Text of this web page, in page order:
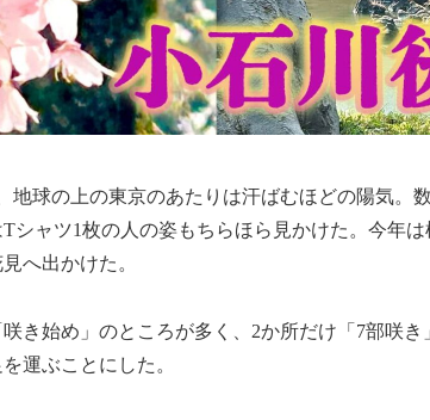
球の上の東京のあたりは汗ばむほどの陽気。
シャツ1枚の人の姿もちらほら見かけた。今年
へ出かけた。
き始め」のところが多く、2か所だけ「7部咲
運ぶことにした。